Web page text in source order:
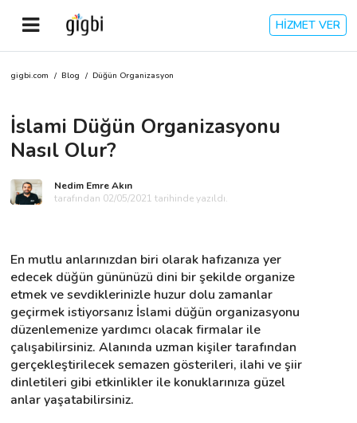
HİZMET VER
Anasayfa
Giriş Yap
Kategoriler
🎈 Biz Kimiz?
🧐 Nasıl Çalışır?
🌟 Müşteri Değerlendirmeleri
Destek
gigbi.com / Blog / Düğün Organizasyon
İslami Düğün Organizasyonu
Nasıl Olur?
Nedim Emre Akın
tarafından 02/05/2021 tarihinde yazıldı.
En mutlu anlarınızdan biri olarak hafızanıza yer
edecek düğün gününüzü dini bir şekilde organize
etmek ve sevdiklerinizle huzur dolu zamanlar
geçirmek istiyorsanız İslami düğün organizasyonu
düzenlemenize yardımcı olacak firmalar ile
çalışabilirsiniz. Alanında uzman kişiler tarafından
gerçekleştirilecek semazen gösterileri, ilahi ve şiir
dinletileri gibi etkinlikler ile konuklarınıza güzel
anlar yaşatabilirsiniz.